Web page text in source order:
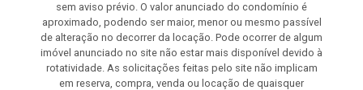
sem aviso prévio. O valor anunciado do condomínio é
aproximado, podendo ser maior, menor ou mesmo passível
de alteração no decorrer da locação. Pode ocorrer de algum
imóvel anunciado no site não estar mais disponível devido à
rotatividade. As solicitações feitas pelo site não implicam
em reserva, compra, venda ou locação de quaisquer